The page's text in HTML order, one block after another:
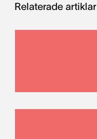
Relaterade artiklar